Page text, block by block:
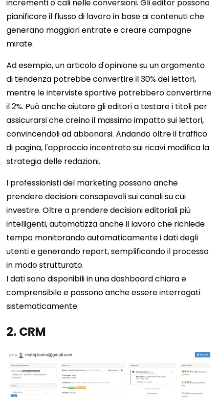
incrementi o cali nelle conversioni. Gli editor possono
pianificare il flusso di lavoro in base ai contenuti che
generano maggiori entrate e creare campagne
mirate.
Ad esempio, un articolo d'opinione su un argomento
di tendenza potrebbe convertire il 30% dei lettori,
mentre le interviste sportive potrebbero convertirne
il 2%. Può anche aiutare gli editori a testare i titoli per
assicurarsi che creino il massimo impatto sui lettori,
convincendoli ad abbonarsi. Andando oltre il traffico
di pagina, l'approccio incentrato sui ricavi modifica la
strategia delle redazioni.
I professionisti del marketing possono anche
prendere decisioni consapevoli sui canali su cui
investire. Oltre a prendere decisioni editoriali più
intelligenti, automatizza anche il lavoro che richiede
tempo monitorando automaticamente i dati degli
utenti e generando report, semplificando il processo
in modo strutturato.
I dati sono disponibili in una dashboard chiara e
comprensibile e possono anche essere interrogati
sistematicamente.
2. CRM